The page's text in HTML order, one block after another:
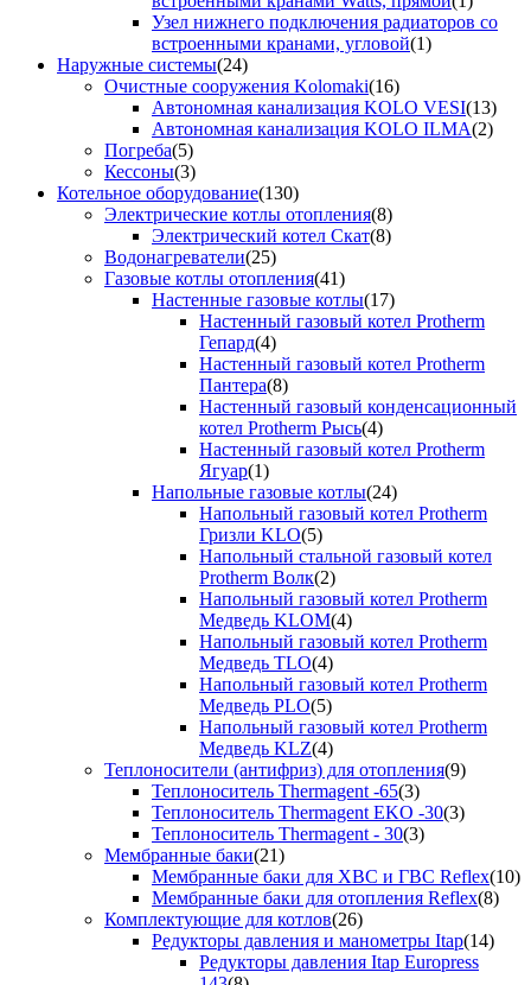
Узел нижнего подключения радиаторов со
встроенными кранами, угловой(1)
Наружные системы(24)
Очистные сооружения Kolomaki(16)
Автономная канализация KOLO VESI(13)
Автономная канализация KOLO ILMA(2)
Погреба(5)
Кессоны(3)
Котельное оборудование(130)
Электрические котлы отопления(8)
Электрический котел Скат(8)
Водонагреватели(25)
Газовые котлы отопления(41)
Настенные газовые котлы(17)
Настенный газовый котел Protherm
Гепард(4)
Настенный газовый котел Protherm
Пантера(8)
Настенный газовый конденсационный
котел Protherm Рысь(4)
Настенный газовый котел Protherm
Ягуар(1)
Напольные газовые котлы(24)
Напольный газовый котел Protherm
Гризли KLO(5)
Напольный стальной газовый котел
Protherm Волк(2)
Напольный газовый котел Protherm
Медведь KLOM(4)
Напольный газовый котел Protherm
Медведь TLO(4)
Напольный газовый котел Protherm
Медведь PLO(5)
Напольный газовый котел Protherm
Медведь KLZ(4)
Теплоносители (антифриз) для отопления(9)
Теплоноситель Thermagent -65(3)
Теплоноситель Thermagent EKO -30(3)
Теплоноситель Thermagent - 30(3)
Мембранные баки(21)
Мембранные баки для ХВС и ГВС Reflex(10)
Мембранные баки для отопления Reflex(8)
Комплектующие для котлов(26)
Редукторы давления и манометры Itap(14)
Редукторы давления Itap Europress